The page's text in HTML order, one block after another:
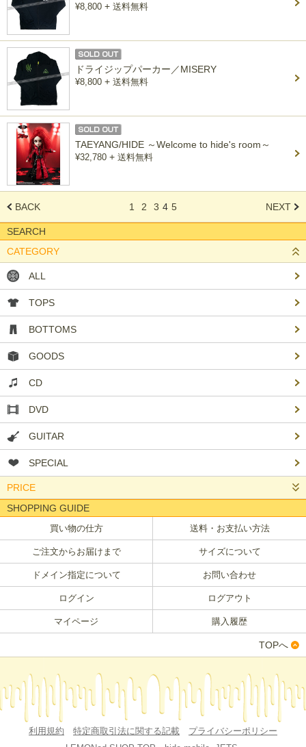
¥8,800 + 送料無料
ドライジップパーカー／MISERY
¥8,800 + 送料無料
TAEYANG/HIDE ～Welcome to hide's room～
¥32,780 + 送料無料
BACK 1 2 3 4 5 NEXT
SEARCH
CATEGORY
ALL
TOPS
BOTTOMS
GOODS
CD
DVD
GUITAR
SPECIAL
PRICE
SHOPPING GUIDE
買い物の仕方 送料・お支払い方法
ご注文からお届けまで サイズについて
ドメイン指定について お問い合わせ
ログイン ログアウト
マイページ 購入履歴
TOPへ
利用規約 特定商取引法に関する記載
プライバシーポリシー